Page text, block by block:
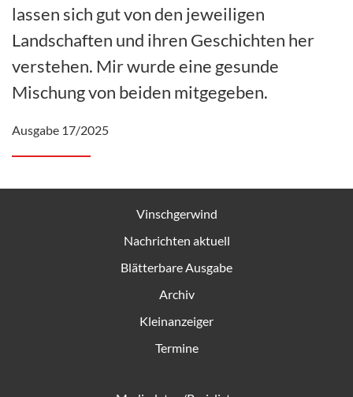
lassen sich gut von den jeweiligen
Landschaften und ihren Geschichten her
verstehen. Mir wurde eine gesunde
Mischung von beiden mitgegeben.
Ausgabe 17/2025
Vinschgerwind
Nachrichten aktuell
Blätterbare Ausgabe
Archiv
Kleinanzeiger
Termine